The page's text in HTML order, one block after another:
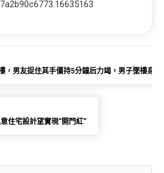
，男友捉住其手僵持5分鐘后力竭，男子墜樓身
住宅設計望實現“開門紅”